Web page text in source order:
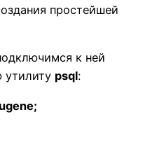
простейшей
к ней
утилиту psql: